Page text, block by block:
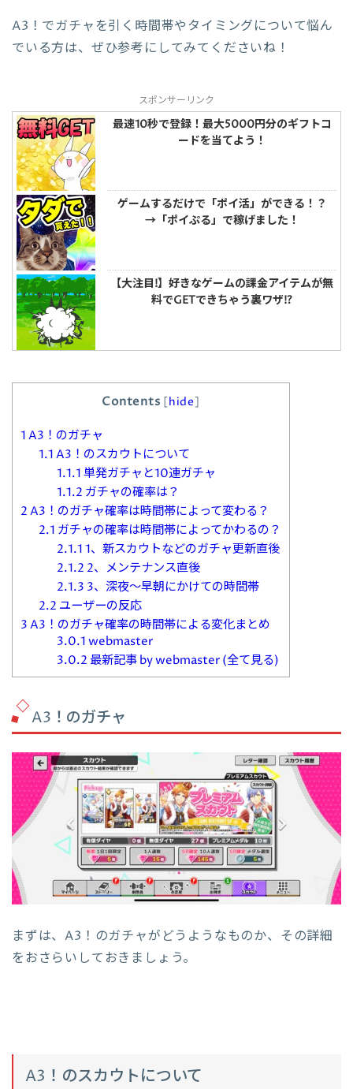
A3！でガチャを引く時間帯やタイミングについて悩ん
でいる方は、ぜひ参考にしてみてくださいね！
スポンサーリンク
最速10秒で登録！最大5000円分のギフトコ
ードを当てよう！
ゲームするだけで「ポイ活」ができる！？
→「ポイぷる」で稼げました！
【大注目!】好きなゲームの課金アイテムが無
料でGETできちゃう裏ワザ!?
Contents [hide]
1A3！のガチャ
1.1A3！のスカウトについて
1.1.1単発ガチャと10連ガチャ
1.1.2 ガチャの確率は？
2A3！のガチャ確率は時間帯によって変わる？
2.1 ガチャの確率は時間帯によってかわるの？
2.1.11、新スカウトなどのガチャ更新直後
2.1.2 2、メンテナンス直後
2.1.3 3、深夜～早朝にかけての時間帯
2.2 ユーザーの反応
3A3！のガチャ確率の時間帯による変化まとめ
3.0.1webmaster
3.0.2 最新記事 by webmaster (全て見る)
A3！のガチャ
まずは、A3！のガチャがどうようなものか、その詳細
をおさらいしておきましょう。
A3！のスカウトについて